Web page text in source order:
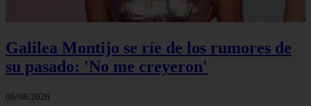
Galilea Montijo se ríe de los rumores de
su pasado: 'No me creyeron'
06/08/2026